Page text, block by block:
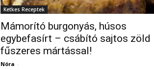
Ketkes Receptek
Mámorító burgonyás, húsos
egybefasírt – csábító sajtos zöld
fűszeres mártással!
Nóra -